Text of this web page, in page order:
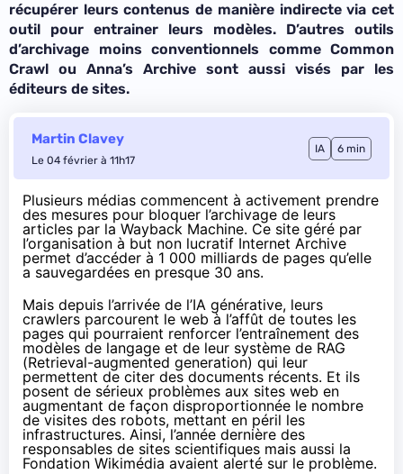
récupérer leurs contenus de manière indirecte via cet
outil pour entrainer leurs modèles. D’autres outils
d’archivage moins conventionnels comme Common
Crawl ou Anna’s Archive sont aussi visés par les
éditeurs de sites.
Martin Clavey
Le 04 février à 11h17
IA 6 min
Plusieurs médias commencent à activement prendre
des mesures pour bloquer l’archivage de leurs
articles par la Wayback Machine. Ce site géré par
I’organisation à but non lucratif Internet Archive
permet d’accéder à 1 000 milliards de pages qu’elle
a sauvegardées en presque 30 ans.
Mais depuis l’arrivée de l’IA générative, leurs
crawlers parcourent le web à l’affût de toutes les
pages qui pourraient renforcer l’entraînement des
modèles de langage et de leur système de RAG
(Retrieval-augmented generation) qui leur
permettent de citer des documents récents. Et ils
posent de sérieux problèmes aux sites web en
augmentant de façon disproportionnée le nombre
de visites des robots, mettant en péril les
infrastructures. Ainsi, l’année dernière des
responsables de sites scientifiques mais aussi la
Fondation Wikimédia avaient alerté sur le problème.